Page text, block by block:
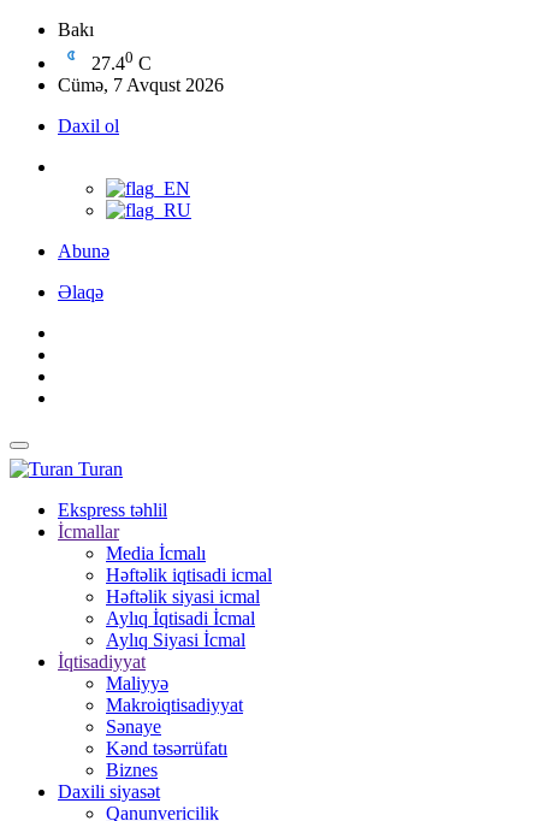
Bakı
27.40 C
Cümə, 7 Avqust 2026
Daxil ol
Abunə
Əlaqə
Turan
Ekspress təhlil
İcmallar
Media İcmalı
Həftəlik iqtisadi icmal
Həftəlik siyasi icmal
Aylıq İqtisadi İcmal
Aylıq Siyasi İcmal
İqtisadiyyat
Maliyyə
Makroiqtisadiyyat
Sənaye
Kənd təsərrüfatı
Biznes
Daxili siyasət
Qanunvericilik